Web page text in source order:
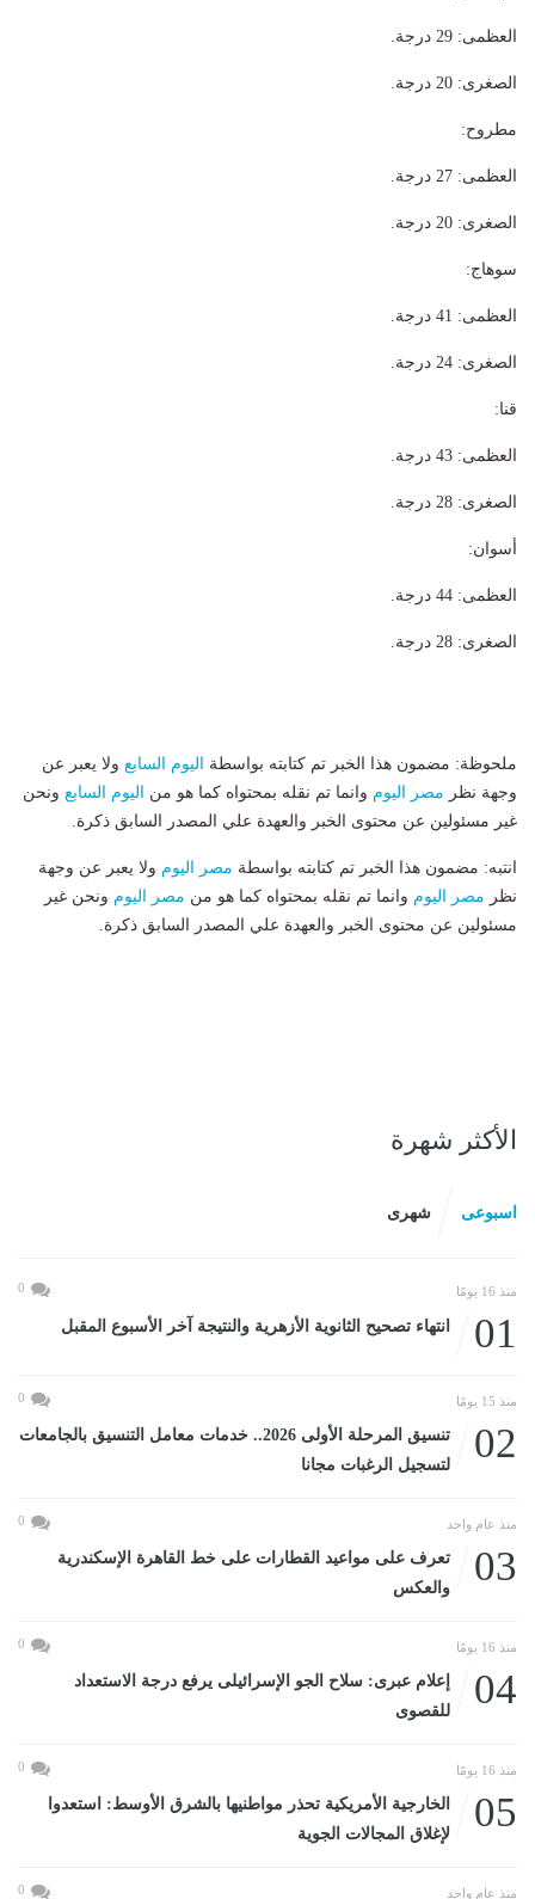
العظمى: 29 درجة.
الصغرى: 20 درجة.
​مطروح:
العظمى: 27 درجة.
الصغرى: 20 درجة.
​سوهاج:
العظمى: 41 درجة.
الصغرى: 24 درجة.
​قنا:
العظمى: 43 درجة.
الصغرى: 28 درجة.
​أسوان:
العظمى: 44 درجة.
الصغرى: 28 درجة.
ملحوظة: مضمون هذا الخبر تم كتابته بواسطة اليوم السابع ولا يعبر عن
وجهة نظر مصر اليوم وانما تم نقله بمحتواه كما هو من اليوم السابع ونحن
غير مسئولين عن محتوى الخبر والعهدة علي المصدر السابق ذكرة.
انتبه: مضمون هذا الخبر تم كتابته بواسطة مصر اليوم ولا يعبر عن وجهة
نظر مصر اليوم وانما تم نقله بمحتواه كما هو من مصر اليوم ونحن غير
مسئولين عن محتوى الخبر والعهدة علي المصدر السابق ذكرة.
الأكثر شهرة
اسبوعى شهرى
منذ 16 يومًا 0
01 انتهاء تصحيح الثانوية الأزهرية والنتيجة آخر الأسبوع المقبل
منذ 15 يومًا 0
02
تنسيق المرحلة الأولى 2026.. خدمات معامل التنسيق بالجامعات
لتسجيل الرغبات مجانا
منذ عام واحد 0
03
تعرف على مواعيد القطارات على خط القاهرة الإسكندرية
والعكس
منذ 16 يومًا 0
04
إعلام عبرى: سلاح الجو الإسرائيلى يرفع درجة الاستعداد
للقصوى
منذ 16 يومًا 0
05
الخارجية الأمريكية تحذر مواطنيها بالشرق الأوسط: استعدوا
لإغلاق المجالات الجوية
منذ عام واحد 0